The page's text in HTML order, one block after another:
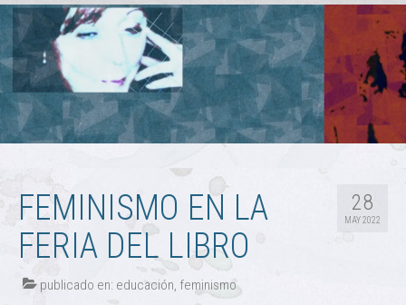
28
MAY 2022
FEMINISMO EN LA
FERIA DEL LIBRO
publicado en: educación, feminismo